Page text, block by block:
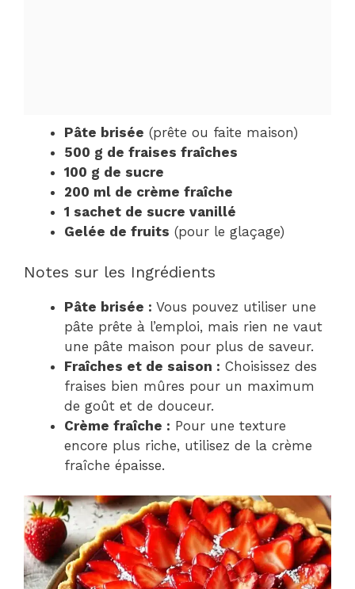
Pâte brisée (prête ou faite maison)
500 g de fraises fraîches
100 g de sucre
200 ml de crème fraîche
1 sachet de sucre vanillé
Gelée de fruits (pour le glaçage)
Notes sur les Ingrédients
Pâte brisée : Vous pouvez utiliser une
pâte prête à l’emploi, mais rien ne vaut
une pâte maison pour plus de saveur.
Fraîches et de saison : Choisissez des
fraises bien mûres pour un maximum
de goût et de douceur.
Crème fraîche : Pour une texture
encore plus riche, utilisez de la crème
fraîche épaisse.